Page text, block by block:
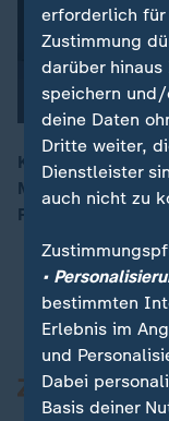
00:13
Kurz vor der
Minister:
Frauenmehrheit
erforderlich für
Zustimmung
darüber
speichern
deine Daten
Dritte weiter,
Dienstleister
auch nicht zu
•
bestimmten
Erlebnis im
und
Dabei
Basis deiner